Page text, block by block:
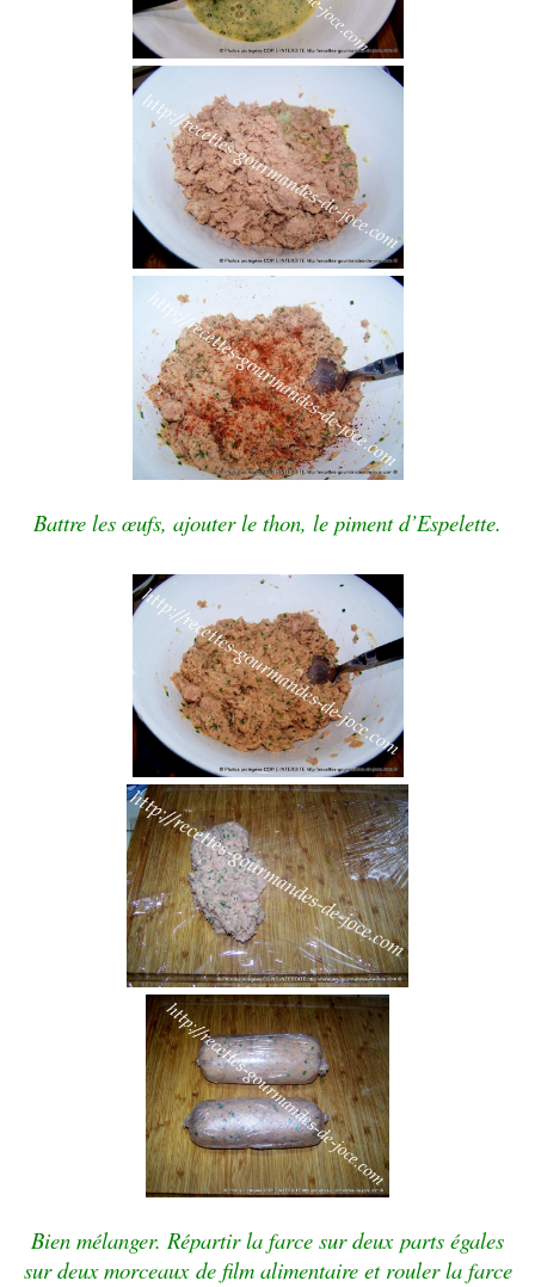
Battre les œufs, ajouter le thon, le piment d’Espelette.
Bien mélanger. Répartir la farce sur deux parts égales
sur deux morceaux de film alimentaire et rouler la farce